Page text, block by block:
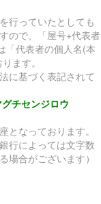
行っていたとしても
ので、「屋号+代表者
「代表者の個人名(本
ます。
に基づく表記されて
チセンジロウ
となっております。
行によっては文字数
場合がございます）